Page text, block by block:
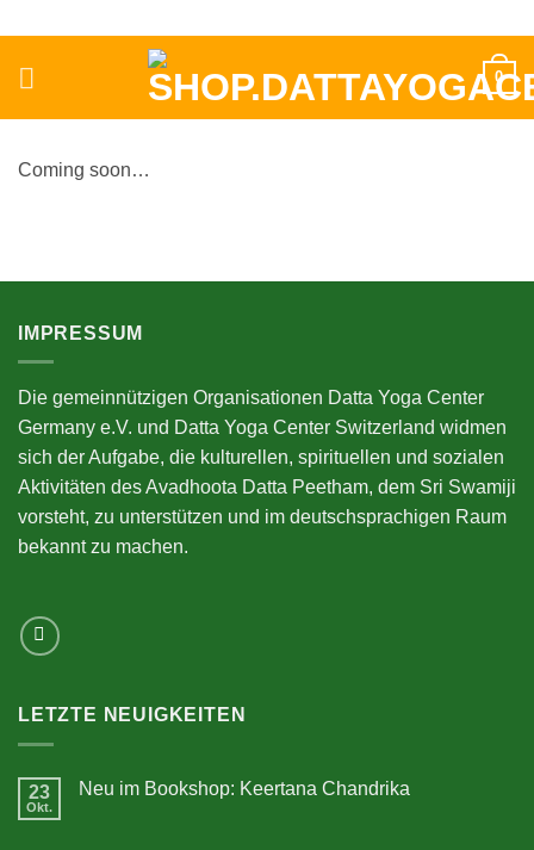
springen
0
Coming soon…
IMPRESSUM
Die gemeinnützigen Organisationen Datta Yoga Center
Germany e.V. und Datta Yoga Center Switzerland widmen
sich der Aufgabe, die kulturellen, spirituellen und sozialen
Aktivitäten des Avadhoota Datta Peetham, dem Sri Swamiji
vorsteht, zu unterstützen und im deutschsprachigen Raum
bekannt zu machen.
LETZTE NEUIGKEITEN
23
Okt.
Neu im Bookshop: Keertana Chandrika